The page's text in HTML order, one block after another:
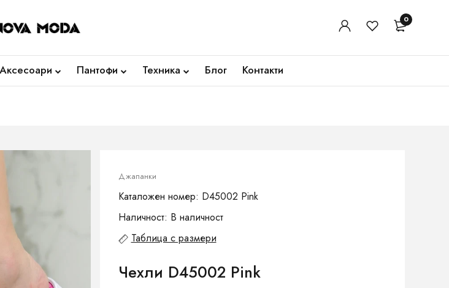
0
Аксесоари Пантофи Техника Блог Контакти
Джапанки
Каталожен номер: D45002 Pink
Наличност: В наличност
Таблица с размери
Чехли D45002 Pink